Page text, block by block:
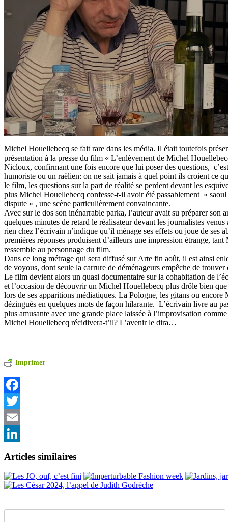
Michel Houellebecq se fait rare dans les média. Il était toutefois
présentation à la presse du film « L’enlèvement de Michel
Nicloux, confirmant une fois encore que lui poser des questions,
humoriste ou un raëlien: on ne sait jamais à quel point ils croient ce
le film, les questions sur la part de réalité se perdent devant les
plus Michel Houellebecq confesse-t-il avoir été passablement « saoul
dispute « , une scène particulièrement convaincante.
Avec sur le dos son inénarrable parka, l’auteur avait su préparer son
quelques minutes de retard le réalisateur devant les journalistes
rien chez l’écrivain n’indique qu’il ménage ses effets ou joue de ses
premières réponses produisent d’ailleurs une impression étrange,
ressemble au personnage du film.
Dans ce long métrage qui sera diffusé sur Arte fin août, il est ainsi
de voyous, dont seule la carrure de déménageurs empêche de
Le film devient alors un quasi documentaire sur la cohabitation de
et l’occasion de découvrir un Michel Houellebecq plus drôle bien
lors de ses apparitions médiatiques. La Pologne, les gitans ou encore
dézingués en quelques mots de façon hilarante. L’écrivain livre au
plus amusante avec une grande place laissée à l’improvisation
Michel Houellebecq récidivera-t’il? L’avenir le dira…
Imprimer
Facebook
Twitter
Email
Articles similaires